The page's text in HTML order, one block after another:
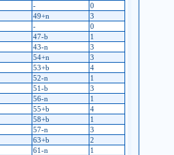
-
0
49+n
3
-
0
47-b
1
43-n
3
54+n
3
53+b
4
52-n
1
51-b
3
56-n
1
55+b
4
58+b
1
57-n
3
63+b
2
61-n
1